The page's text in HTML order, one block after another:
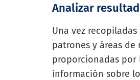
Analizar
Una vez
patrones y áreas
proporcionadas por
información sobre